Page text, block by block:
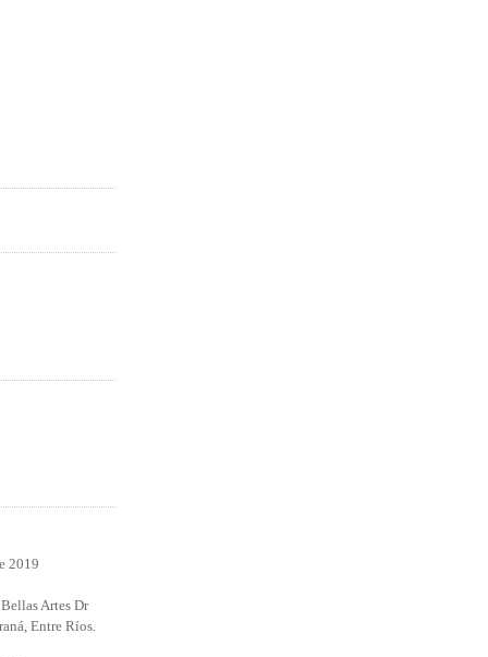
2019
Artes Dr
Entre Ríos.